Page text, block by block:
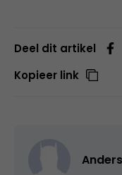
Deel dit artikel
Kopieer link